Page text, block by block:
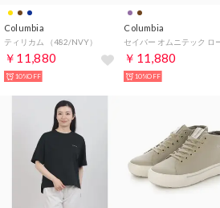
Columbia
ティリカム （482/NVY）
￥11,880
10%OFF
Columbia
￥11,880
10%OFF